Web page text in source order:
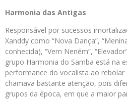
Harmonia das Antigas
Responsável por sucessos
Xanddy como “Nova Dança”,
conhecida), “Vem Neném”,
grupo Harmonia do Samba está na
performance do vocalista ao
chamava bastante atenção, pois
grupos da época, em que a maior